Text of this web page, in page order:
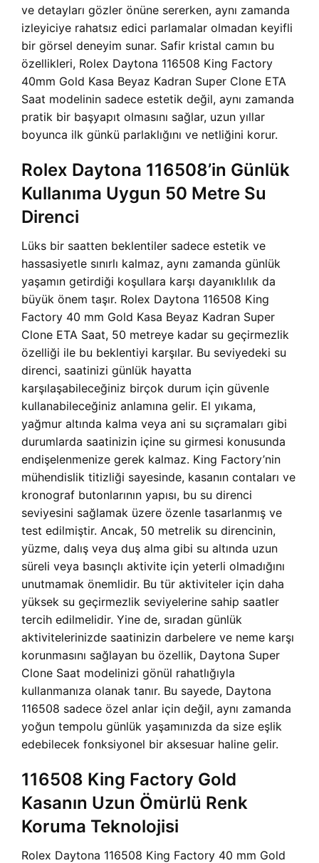
ve detayları gözler önüne sererken, aynı zamanda
izleyiciye rahatsız edici parlamalar olmadan keyifli
bir görsel deneyim sunar. Safir kristal camın bu
özellikleri, Rolex Daytona 116508 King Factory
40mm Gold Kasa Beyaz Kadran Super Clone ETA
Saat modelinin sadece estetik değil, aynı zamanda
pratik bir başyapıt olmasını sağlar, uzun yıllar
boyunca ilk günkü parlaklığını ve netliğini korur.
Rolex Daytona 116508’in Günlük
Kullanıma Uygun 50 Metre Su
Direnci
Lüks bir saatten beklentiler sadece estetik ve
hassasiyetle sınırlı kalmaz, aynı zamanda günlük
yaşamın getirdiği koşullara karşı dayanıklılık da
büyük önem taşır. Rolex Daytona 116508 King
Factory 40 mm Gold Kasa Beyaz Kadran Super
Clone ETA Saat, 50 metreye kadar su geçirmezlik
özelliği ile bu beklentiyi karşılar. Bu seviyedeki su
direnci, saatinizi günlük hayatta
karşılaşabileceğiniz birçok durum için güvenle
kullanabileceğiniz anlamına gelir. El yıkama,
yağmur altında kalma veya ani su sıçramaları gibi
durumlarda saatinizin içine su girmesi konusunda
endişelenmenize gerek kalmaz. King Factory’nin
mühendislik titizliği sayesinde, kasanın contaları ve
kronograf butonlarının yapısı, bu su direnci
seviyesini sağlamak üzere özenle tasarlanmış ve
test edilmiştir. Ancak, 50 metrelik su direncinin,
yüzme, dalış veya duş alma gibi su altında uzun
süreli veya basınçlı aktivite için yeterli olmadığını
unutmamak önemlidir. Bu tür aktiviteler için daha
yüksek su geçirmezlik seviyelerine sahip saatler
tercih edilmelidir. Yine de, sıradan günlük
aktivitelerinizde saatinizin darbelere ve neme karşı
korunmasını sağlayan bu özellik, Daytona Super
Clone Saat modelinizi gönül rahatlığıyla
kullanmanıza olanak tanır. Bu sayede, Daytona
116508 sadece özel anlar için değil, aynı zamanda
yoğun tempolu günlük yaşamınızda da size eşlik
edebilecek fonksiyonel bir aksesuar haline gelir.
116508 King Factory Gold
Kasanın Uzun Ömürlü Renk
Koruma Teknolojisi
Rolex Daytona 116508 King Factory 40 mm Gold